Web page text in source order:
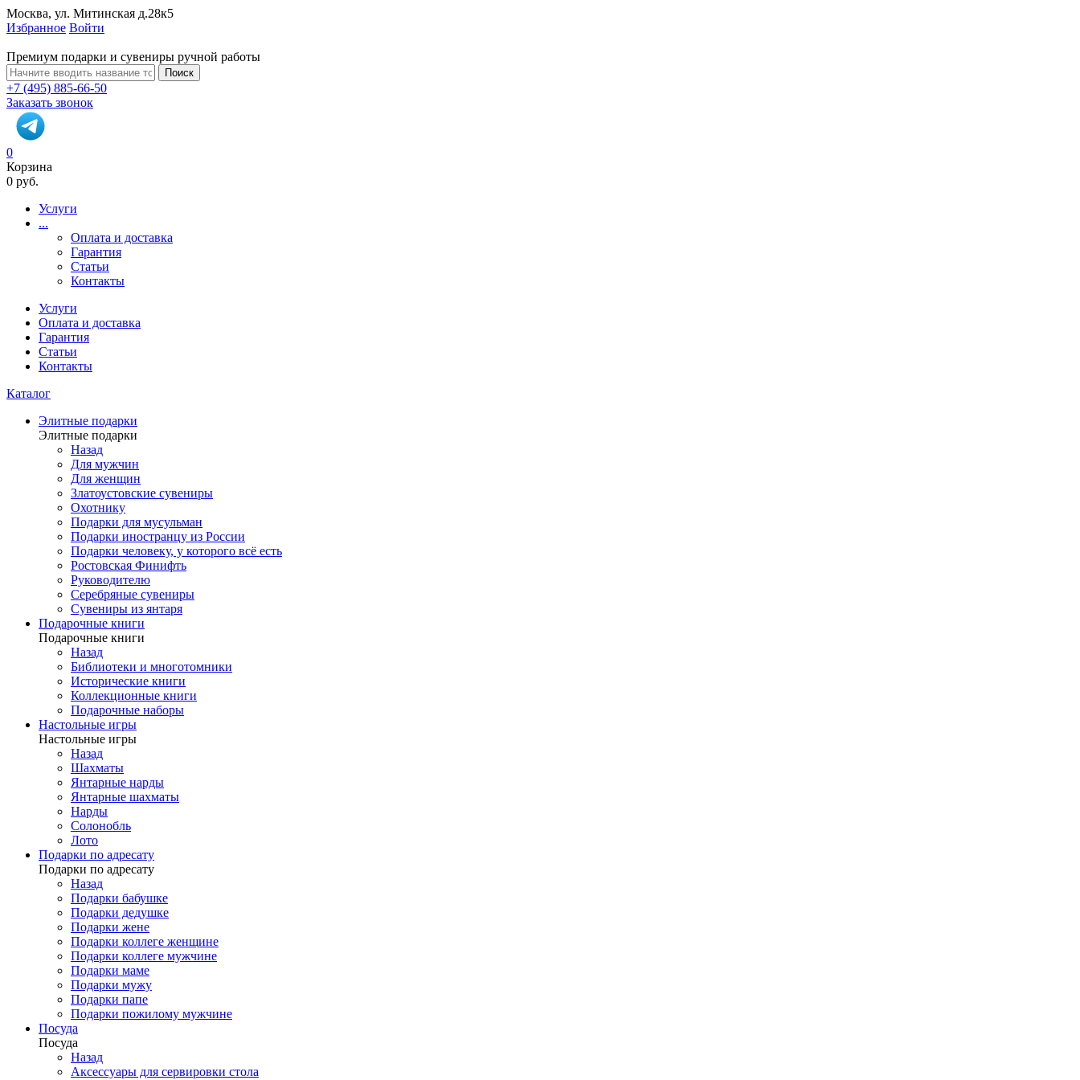
Москва, ул. Митинская д.28к5
Избранное Войти
Премиум подарки и сувениры ручной работы
Поиск
+7 (495) 885-66-50
Заказать звонок
0
Корзина
0 руб.
Услуги
...
Оплата и доставка
Гарантия
Статьи
Контакты
Услуги
Оплата и доставка
Гарантия
Статьи
Контакты
Каталог
Элитные подарки
Элитные подарки
Назад
Для мужчин
Для женщин
Златоустовские сувениры
Охотнику
Подарки для мусульман
Подарки иностранцу из России
Подарки человеку, у которого всё есть
Ростовская Финифть
Руководителю
Серебряные сувениры
Сувениры из янтаря
Подарочные книги
Подарочные книги
Назад
Библиотеки и многотомники
Исторические книги
Коллекционные книги
Подарочные наборы
Настольные игры
Настольные игры
Назад
Шахматы
Янтарные нарды
Янтарные шахматы
Нарды
Солонобль
Лото
Подарки по адресату
Подарки по адресату
Назад
Подарки бабушке
Подарки дедушке
Подарки жене
Подарки коллеге женщине
Подарки коллеге мужчине
Подарки маме
Подарки мужу
Подарки папе
Подарки пожилому мужчине
Посуда
Посуда
Назад
Аксессуары для сервировки стола